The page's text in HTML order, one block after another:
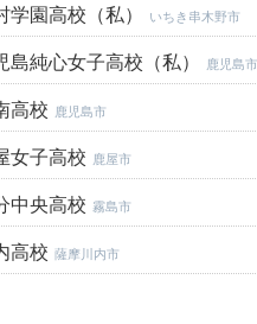
学園高校（私） いちき串木野市
島純心女子高校（私） 鹿児島市
高校 鹿児島市
女子高校 鹿屋市
中央高校 霧島市
高校 薩摩川内市